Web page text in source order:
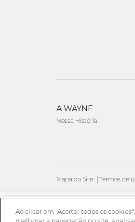
A WAYNE
Nossa História
Mapa do Site Termos de
© 2026.
Ao clicar em "Aceitar todos os